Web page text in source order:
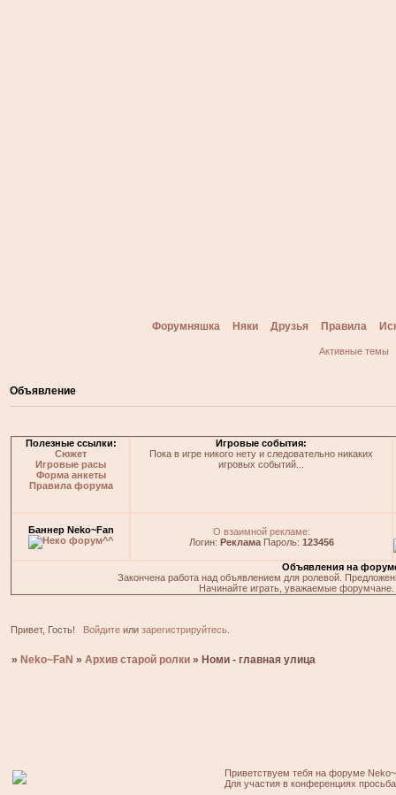
Форумняшка Няки Друзья Правила
Активные темы
Объявление
Полезные ссылки:
Сюжет
Игровые расы
Форма анкеты
Правила форума
Игровые события:
Пока в игре никого нету и следовательно никаких
игровых событий...
Баннер Neko~Fan
О взаимной рекламе:
Логин: РекламаПароль: 123456
Объявления на
Закончена работа над объявлением для ролевой.
Начинайте играть, уважаемые
Привет, Гость! Войдитеили зарегистрируйтесь.
» Neko~FaN »Архив старой ролки » Номи - главная улица
Приветствуем тебя на форуме
Для участия в конференциях